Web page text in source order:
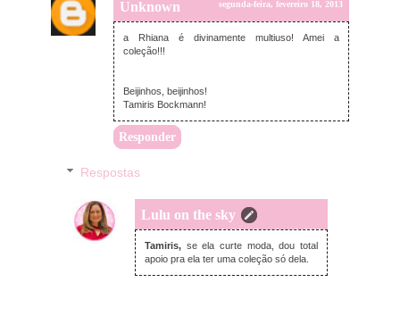
Unknown segunda-feira, fevereiro 18, 2013
a Rhiana é divinamente multiuso! Amei a
coleção!!!
Beijinhos, beijinhos!
Tamiris Bockmann!
Responder
Respostas
Lulu on the sky
segunda-feira, fevereiro 18, 2013
Tamiris, se ela curte moda, dou total
apoio pra ela ter uma coleção só dela.